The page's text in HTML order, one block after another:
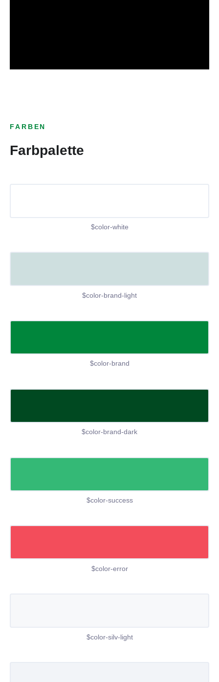
FARBEN
Farbpalette
$color-white
$color-brand-light
$color-brand
$color-brand-dark
$color-success
$color-error
$color-silv-light